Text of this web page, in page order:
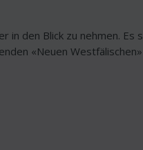
den Blick zu nehmen.
«Neuen